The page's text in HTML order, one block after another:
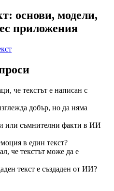
основи, модели,
приложения
че текстът е написан с
добър, но да няма
или съмнителни факти в ИИ
в един текст?
че текстът може да е
текст е създаден от ИИ?